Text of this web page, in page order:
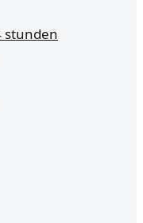
stunden